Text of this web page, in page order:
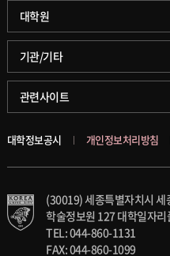
약학대학
글로벌비즈니스대학
공공정책대학
스마트도시학부
대학원
일반대학원
문화스포츠대학원
창업경영대학원
융합과학대학원
가속기과학과(일반대학원)
기관/기타
학술정보원(도서관)
학술정보팀
국제교류교육원
대학일자리플러스센터
세종학생상담센터
관련사이트
KUPID
블랙보드
의료원
발전기금
대학정보공시 개인정보처리방침
(30019) 세종특별자치시
학술정보원 127 대학일자
TEL: 044-860-1131
FAX: 044-860-1099